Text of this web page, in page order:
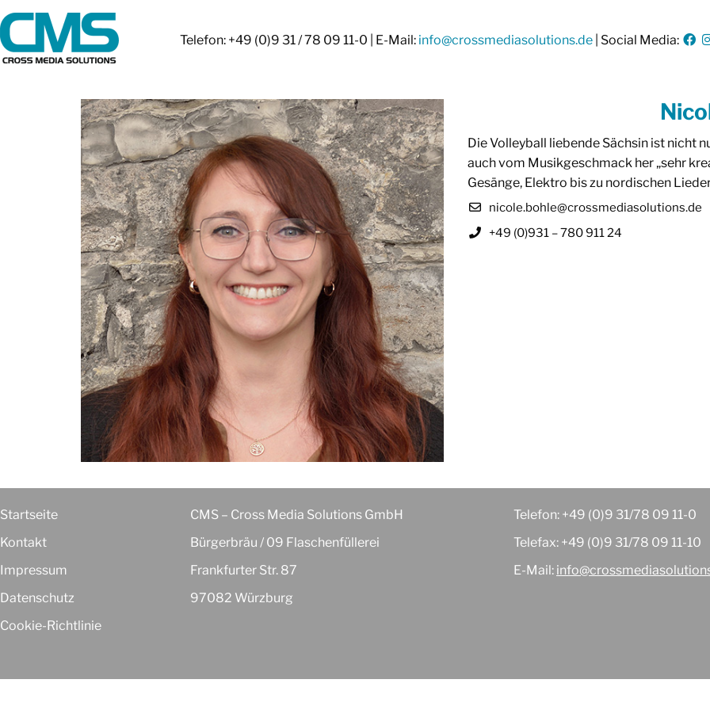
Telefon: +49 (0)9 31 / 78 09 11-0 | E-Mail: info@crossmediasolutions.de| Social Media:
Die Volleyball liebende Sächsin ist nicht
auch vom Musikgeschmack her „sehr
Gesänge, Elektro bis zu nordischen
nicole.bohle@crossmediasolutions.de
+49 (0)931 – 780 911 24
Startseite
Kontakt
Impressum
Datenschutz
Cookie-Richtlinie
CMS – Cross Media Solutions GmbH
Bürgerbräu / 09 Flaschenfüllerei
Frankfurter Str. 87
97082 Würzburg
Telefon: +49 (0)9 31/78 09 11-0
Telefax: +49 (0)9 31/78 09 11-10
E-Mail: